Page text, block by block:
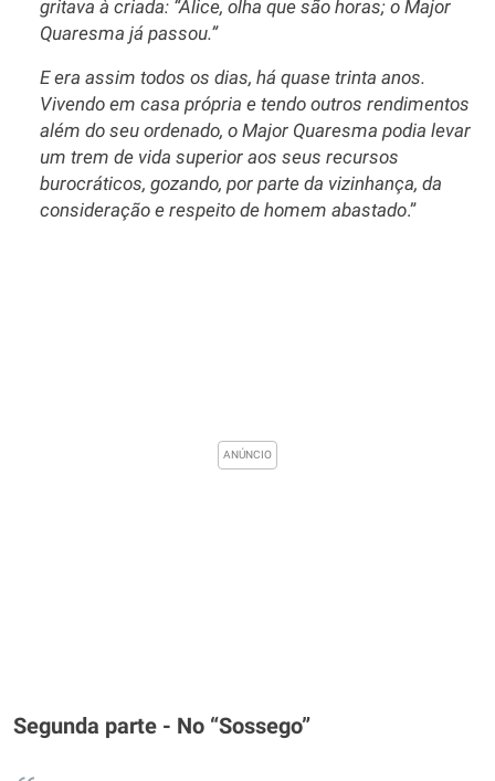
gritava à criada: “Alice, olha que são horas; o Major
Quaresma já passou.”
E era assim todos os dias, há quase trinta anos.
Vivendo em casa própria e tendo outros rendimentos
além do seu ordenado, o Major Quaresma podia levar
um trem de vida superior aos seus recursos
burocráticos, gozando, por parte da vizinhança, da
consideração e respeito de homem abastado.”
Segunda parte - No “Sossego”